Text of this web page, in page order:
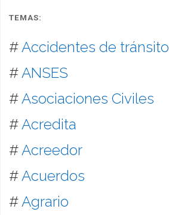
TEMAS:
# Accidentes de tránsito
# ANSES
# Asociaciones Civiles
# Acredita
# Acreedor
# Acuerdos
# Agrario